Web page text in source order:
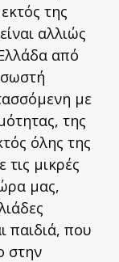
της
αλλιώς
από
με
της
όλης της
μικρές
μας,
παιδιά, που
στην